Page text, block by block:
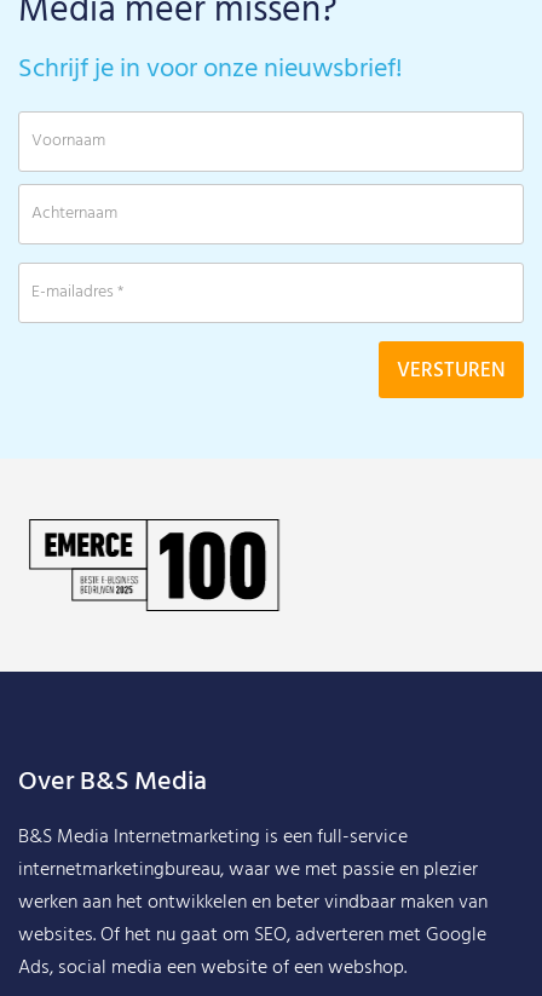
Schrijf je in voor onze nieuwsbrief!
Over B&S Media
B&S Media Internetmarketing is een full-service
internetmarketingbureau, waar we met passie en plezier
werken aan het ontwikkelen en beter vindbaar maken van
websites. Of het nu gaat om SEO, adverteren met Google
Ads, social media een website of een webshop.